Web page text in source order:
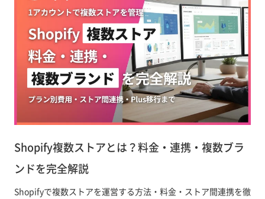
Shopify複数ストアとは？料金・連携・複数ブラ
ンドを完全解説
Shopifyで複数ストアを運営する方法・料金・ストア間連携を徹